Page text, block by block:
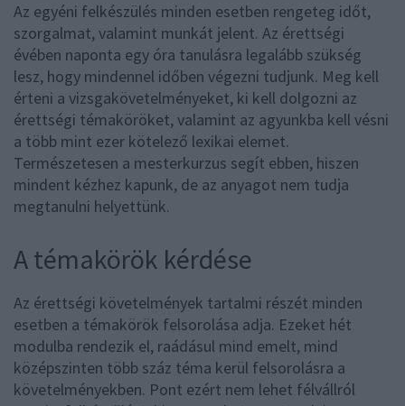
Az egyéni felkészülés minden esetben rengeteg időt,
szorgalmat, valamint munkát jelent. Az érettségi
évében naponta egy óra tanulásra legalább szükség
lesz, hogy mindennel időben végezni tudjunk. Meg kell
érteni a vizsgakövetelményeket, ki kell dolgozni az
érettségi témaköröket, valamint az agyunkba kell vésni
a több mint ezer kötelező lexikai elemet.
Természetesen a mesterkurzus segít ebben, hiszen
mindent kézhez kapunk, de az anyagot nem tudja
megtanulni helyettünk.
A témakörök kérdése
Az érettségi követelmények tartalmi részét minden
esetben a témakörök felsorolása adja. Ezeket hét
modulba rendezik el, raádásul mind emelt, mind
középszinten több száz téma kerül felsorolásra a
követelményekben. Pont ezért nem lehet félvállról